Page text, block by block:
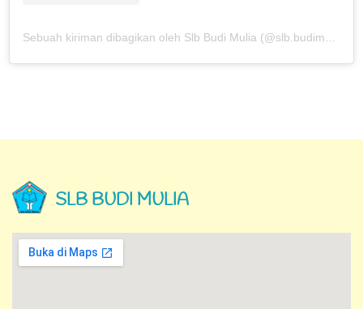
Sebuah kiriman dibagikan oleh Slb Budi Mulia (@slb.budimulia)
SLB BUDI MULIA